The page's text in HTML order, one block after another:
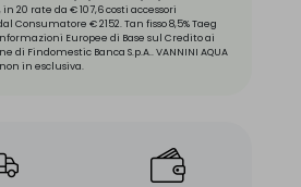
20 rate da € 107,6 costi accessori
€ 2152. Tan fisso 8,5% Taeg
Europee di Base sul Credito ai
Findomestic Banca S.p.A.. VANNINI AQUA
in esclusiva.